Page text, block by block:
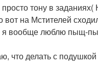
тону в
вот на Мстителей
я вообще люблю пыщ-
что делать с